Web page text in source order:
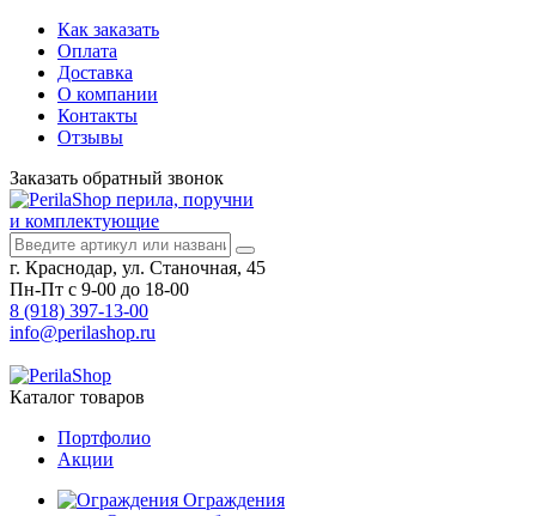
Как заказать
Оплата
Доставка
О компании
Контакты
Отзывы
Заказать обратный звонок
перила, поручни
и комплектующие
г. Краснодар, ул. Станочная, 45
Пн-Пт с 9-00 до 18-00
8 (918) 397-13-00
info@perilashop.ru
Каталог товаров
Портфолио
Акции
Ограждения